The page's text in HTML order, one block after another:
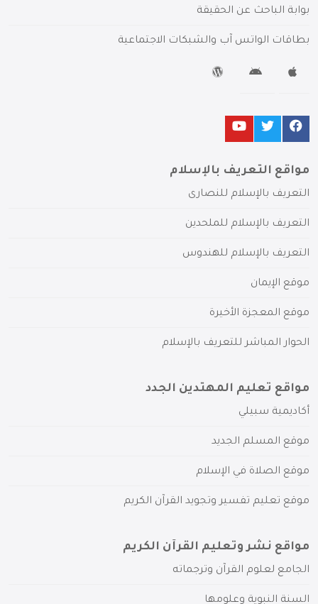
بوابة الباحث عن الحقيقة
بطاقات الواتس آب والشبكات الاجتماعية
مواقع التعريف بالإسلام
التعريف بالإسلام للنصارى
التعريف بالإسلام للملحدين
التعريف بالإسلام للهندوس
موقع الإيمان
موقع المعجزة الأخيرة
الحوار المباشر للتعريف بالإسلام
مواقع تعليم المهتدين الجدد
أكاديمية سبيلي
موقع المسلم الجديد
موقع الصلاة في الإسلام
موقع تعليم تفسير وتجويد القرآن الكريم
مواقع نشر وتعليم القرآن الكريم
الجامع لعلوم القرآن وترجماته
السنة النبوية وعلومها